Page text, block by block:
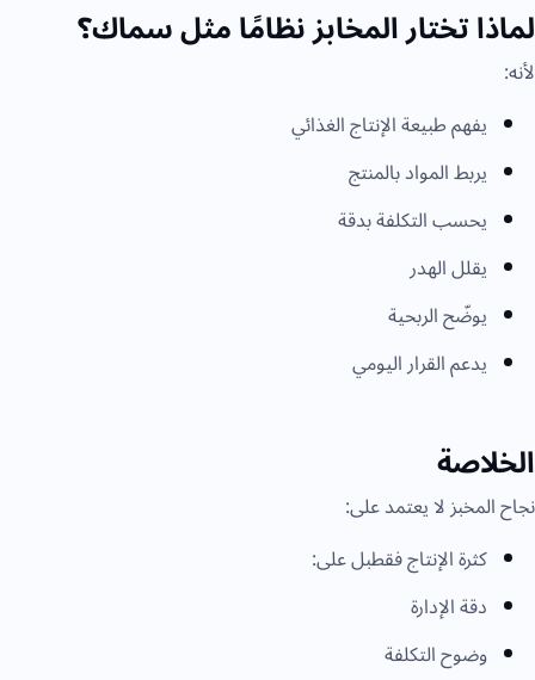
لماذا تختار المخابز نظامًا مثل سماك؟
لأنه:
يفهم طبيعة الإنتاج الغذائي
يربط المواد بالمنتج
يحسب التكلفة بدقة
يقلل الهدر
يوضّح الربحية
يدعم القرار اليومي
الخلاصة
نجاح المخبز لا يعتمد على:
كثرة الإنتاج فقطبل على:
دقة الإدارة
وضوح التكلفة